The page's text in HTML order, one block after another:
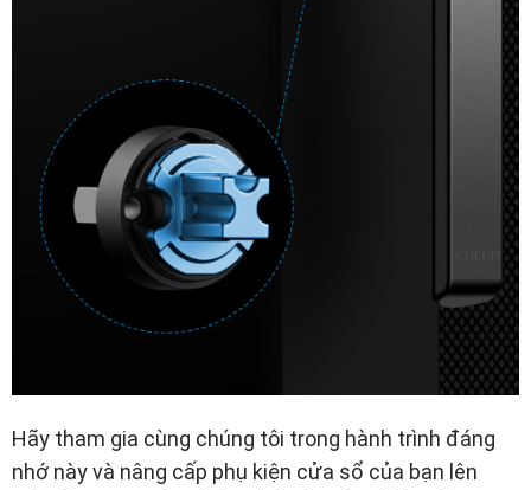
Hãy tham gia cùng chúng tôi trong hành trình đáng
nhớ này và nâng cấp phụ kiện cửa sổ của bạn lên